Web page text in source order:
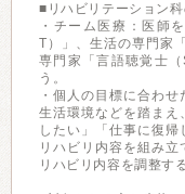
■リハビリテーション
・チーム医療：医師
T）」、生活の専門家
専門家「言語聴覚士
う。
・個人の目標に合わ
生活環境などを踏まえ
したい」「仕事に復
リハビリ内容を組み
リハビリ内容を調整する